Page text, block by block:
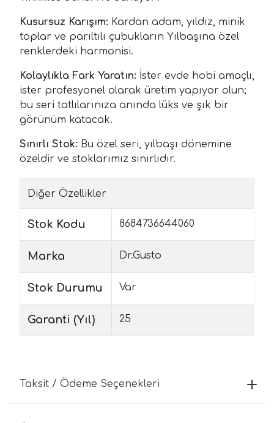
Kusursuz Karışım: Kardan adam, yıldız, minik
toplar ve parıltılı çubukların Yılbaşına özel
renklerdeki harmonisi.
Kolaylıkla Fark Yaratın: İster evde hobi amaçlı,
ister profesyonel olarak üretim yapıyor olun;
bu seri tatlılarınıza anında lüks ve şık bir
görünüm katacak.
Sınırlı Stok: Bu özel seri, yılbaşı dönemine
özeldir ve stoklarımız sınırlıdır.
Diğer Özellikler
Stok Kodu 8684736644060
Marka Dr.Gusto
Stok Durumu Var
Garanti (Yıl) 25
Taksit / Ödeme Seçenekleri